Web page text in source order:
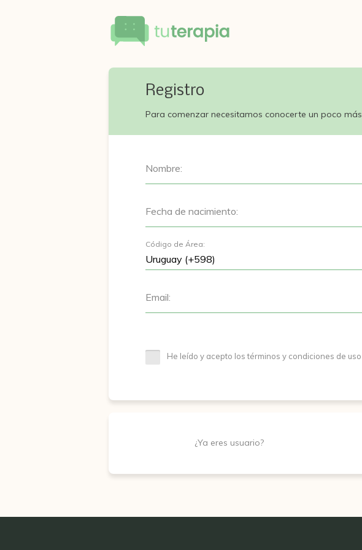
Registro
Para comenzar necesitamos conocerte un poco más
Nombre:
Fecha de nacimiento:
Código de Área:
Email:
He leído y acepto los términos y condiciones de uso
¿Ya eres usuario?